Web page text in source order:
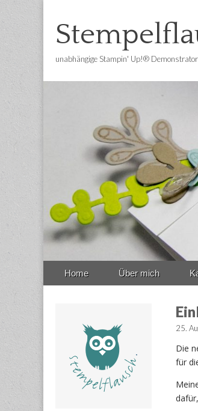
unabhängige Stampin' Up!®
Home Über mich
25.
Die
für